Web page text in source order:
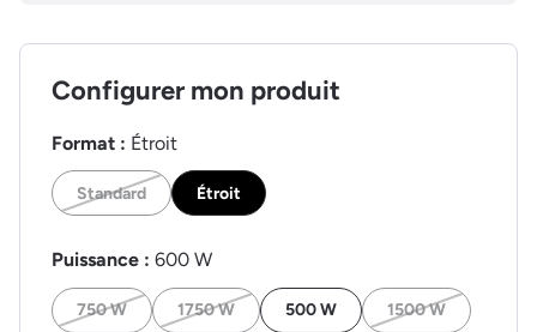
Configurer mon produit
Format : Étroit
Standard Étroit
Puissance : 600 W
750 W 1750 W 500 W 1500 W